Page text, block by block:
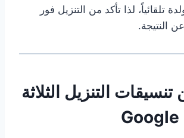
تلقائياً، لذا تأكد من التنزيل فور
النتيجة.
تنسيقات التنزيل الثلاثة